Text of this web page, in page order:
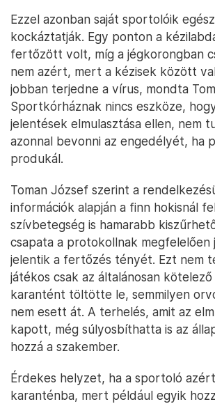
Ezzel azonban saját sportolóik
kockáztatják. Egy ponton a
fertőzött volt, míg a jégkorongban
nem azért, mert a kézisek között
jobban terjedne a vírus, mondta
Sportkórháznak nincs eszköze,
jelentések elmulasztása ellen, nem
azonnal bevonni az engedélyét, ha
produkál.
Toman József szerint a
információk alapján a finn hokisnál
szívbetegség is hamarabb
csapata a protokollnak megfelelően
jelentik a fertőzés tényét. Ezt nem
játékos csak az általánosan
karantént töltötte le, semmilyen
nem esett át. A terhelés, amit az
kapott, még súlyosbíthatta is az
hozzá a szakember.
Érdekes helyzet, ha a sportoló
karanténba, mert például egyik